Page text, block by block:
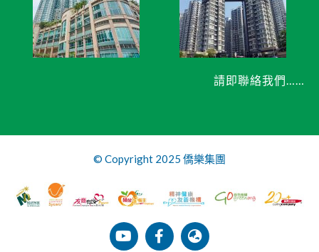
請即聯絡我們……
© Copyright 2025 僑樂集團